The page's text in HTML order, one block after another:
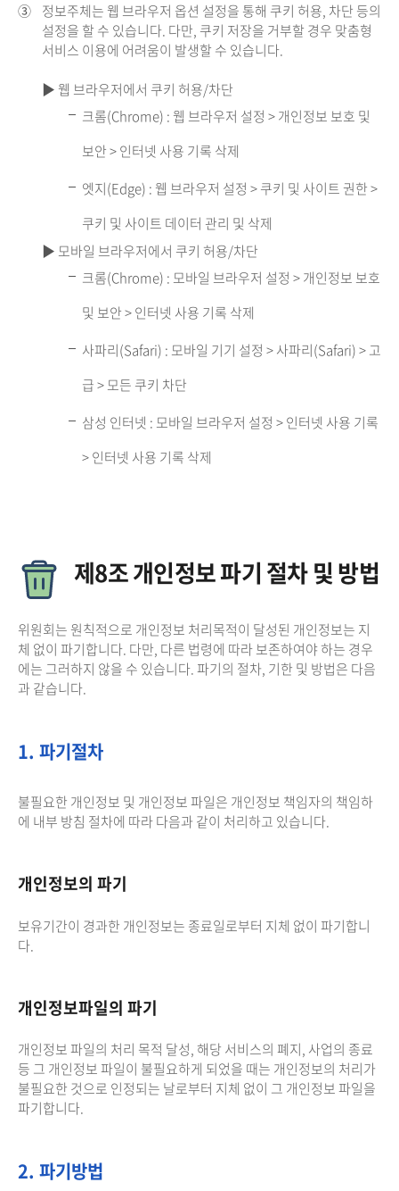
③ 정보주체는 웹 브라우저 옵션 설정을 통해 쿠키 허용, 차단 등의
설정을 할 수 있습니다. 다만, 쿠키 저장을 거부할 경우 맞춤형
서비스 이용에 어려움이 발생할 수 있습니다.
▶ 웹 브라우저에서 쿠키 허용/차단
크롬(Chrome) : 웹 브라우저 설정 > 개인정보 보호 및
보안 > 인터넷 사용 기록 삭제
엣지(Edge) : 웹 브라우저 설정 > 쿠키 및 사이트 권한 >
쿠키 및 사이트 데이터 관리 및 삭제
▶ 모바일 브라우저에서 쿠키 허용/차단
크롬(Chrome) : 모바일 브라우저 설정 > 개인정보 보호
및 보안 > 인터넷 사용 기록 삭제
사파리(Safari) : 모바일 기기 설정 > 사파리(Safari) > 고
급 > 모든 쿠키 차단
삼성 인터넷 : 모바일 브라우저 설정 > 인터넷 사용 기록
> 인터넷 사용 기록 삭제
제8조 개인정보 파기 절차 및 방법
위원회는 원칙적으로 개인정보 처리목적이 달성된 개인정보는 지
체 없이 파기합니다. 다만, 다른 법령에 따라 보존하여야 하는 경우
에는 그러하지 않을 수 있습니다. 파기의 절차, 기한 및 방법은 다음
과 같습니다.
1. 파기절차
불필요한 개인정보 및 개인정보 파일은 개인정보 책임자의 책임하
에 내부 방침 절차에 따라 다음과 같이 처리하고 있습니다.
개인정보의 파기
보유기간이 경과한 개인정보는 종료일로부터 지체 없이 파기합니
다.
개인정보파일의 파기
개인정보 파일의 처리 목적 달성, 해당 서비스의 폐지, 사업의 종료
등 그 개인정보 파일이 불필요하게 되었을 때는 개인정보의 처리가
불필요한 것으로 인정되는 날로부터 지체 없이 그 개인정보 파일을
파기합니다.
2. 파기방법